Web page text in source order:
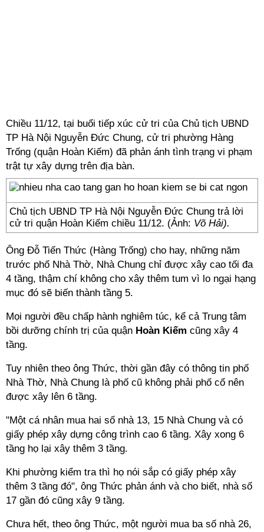
Chiều 11/12, tại buổi tiếp xúc cử tri của Chủ tịch UBND
TP Hà Nội Nguyễn Đức Chung, cử tri phường Hàng
Trống (quận Hoàn Kiếm) đã phản ánh tình trạng vi phạm
trật tự xây dựng trên địa bàn.
Chủ tịch UBND TP Hà Nội Nguyễn Đức Chung trả lời
cử tri quận Hoàn Kiếm chiều 11/12. (Ảnh: Võ Hải).
Ông Đỗ Tiến Thức (Hàng Trống) cho hay, những năm
trước phố Nhà Thờ, Nhà Chung chỉ được xây cao tối đa
4 tầng, thậm chí không cho xây thêm tum vì lo ngại hạng
mục đó sẽ biến thành tầng 5.
Mọi người đều chấp hành nghiêm túc, kể cả Trung tâm
bồi dưỡng chính trị của quận Hoàn Kiếm cũng xây 4
tầng.
Tuy nhiên theo ông Thức, thời gần đây có thông tin phố
Nhà Thờ, Nhà Chung là phố cũ không phải phố cổ nên
được xây lên 6 tầng.
"Một cá nhân mua hai số nhà 13, 15 Nhà Chung và có
giấy phép xây dựng công trình cao 6 tầng. Xây xong 6
tầng họ lại xây thêm 3 tầng.
Khi phường kiểm tra thì họ nói sắp có giấy phép xây
thêm 3 tầng đó", ông Thức phản ánh và cho biết, nhà số
17 gần đó cũng xây 9 tầng.
Chưa hết, theo ông Thức, một người mua ba số nhà 26,